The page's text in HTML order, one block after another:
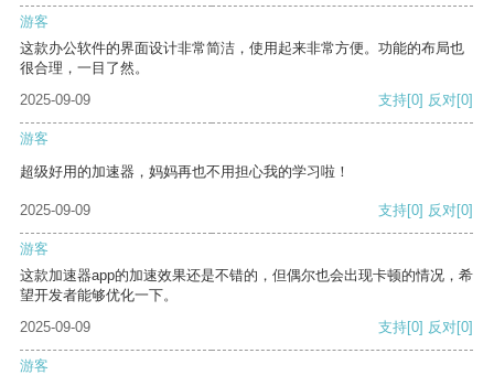
游客
这款办公软件的界面设计非常简洁，使用起来非常方便。功能的布局也
很合理，一目了然。
2025-09-09
支持[0] 反对[0]
游客
超级好用的加速器，妈妈再也不用担心我的学习啦！
2025-09-09 支持[0] 反对[0]
游客
这款加速器app的加速效果还是不错的，但偶尔也会出现卡顿的情况，希
望开发者能够优化一下。
2025-09-09
支持[0] 反对[0]
游客